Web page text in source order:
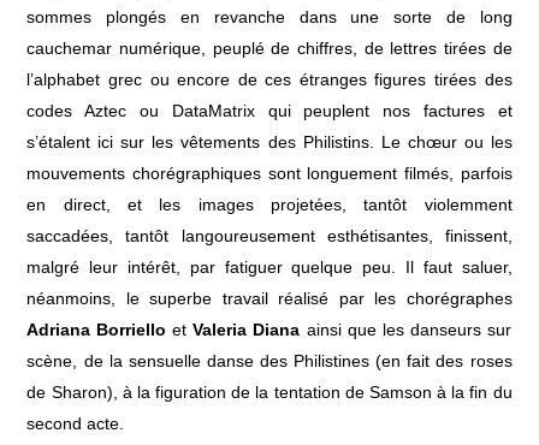
sommes plongés en revanche dans une sorte de long
cauchemar numérique, peuplé de chiffres, de lettres tirées de
l’alphabet grec ou encore de ces étranges figures tirées des
codes Aztec ou DataMatrix qui peuplent nos factures et
s’étalent ici sur les vêtements des Philistins. Le chœur ou les
mouvements chorégraphiques sont longuement filmés, parfois
en direct, et les images projetées, tantôt violemment
saccadées, tantôt langoureusement esthétisantes, finissent,
malgré leur intérêt, par fatiguer quelque peu. Il faut saluer,
néanmoins, le superbe travail réalisé par les chorégraphes
Adriana Borriello etValeria Diana ainsi que les danseurs sur
scène, de la sensuelle danse des Philistines (en fait des roses
de Sharon), à la figuration de la tentation de Samson à la fin du
second acte.